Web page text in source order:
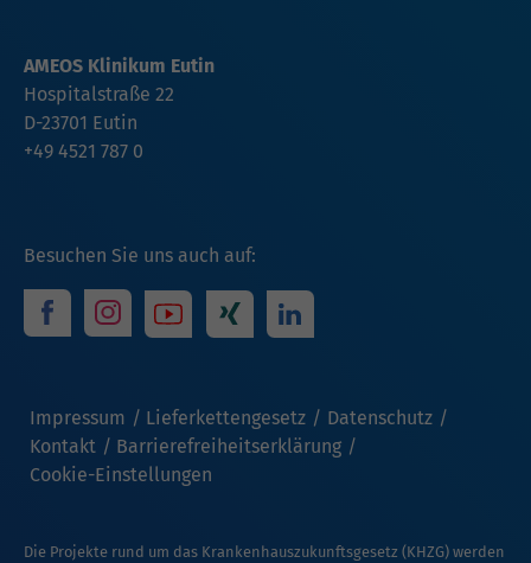
Besuchen Sie uns auch auf:
Impressum Lieferkettengesetz
Datenschutz
Kontakt
Barrierefreiheitserklärung
Cookie-Einstellungen
AMEOS Klinikum Eutin
Hospitalstraße 22
D-23701 Eutin
+49 4521 787 0
Die Projekte rund um das Krankenhauszukunftsgesetz (KHZG) werden